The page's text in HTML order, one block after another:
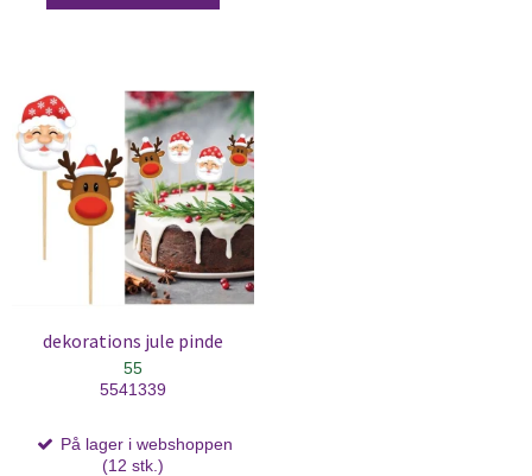
dekorations jule pinde
55
5541339
På lager i webshoppen
(12 stk.)